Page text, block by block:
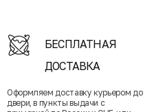
БЕСПЛАТНАЯ
ДОСТАВКА
Оформляем доставку курьером до
двери, в пункты выдачи с